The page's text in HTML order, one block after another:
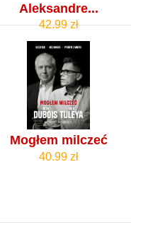
Aleksandre...
42.99 zł
Mogłem milczeć
40.99 zł